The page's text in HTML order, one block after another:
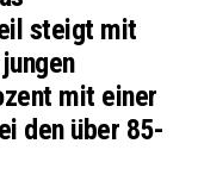
steigt mit
mit einer
den über 85-